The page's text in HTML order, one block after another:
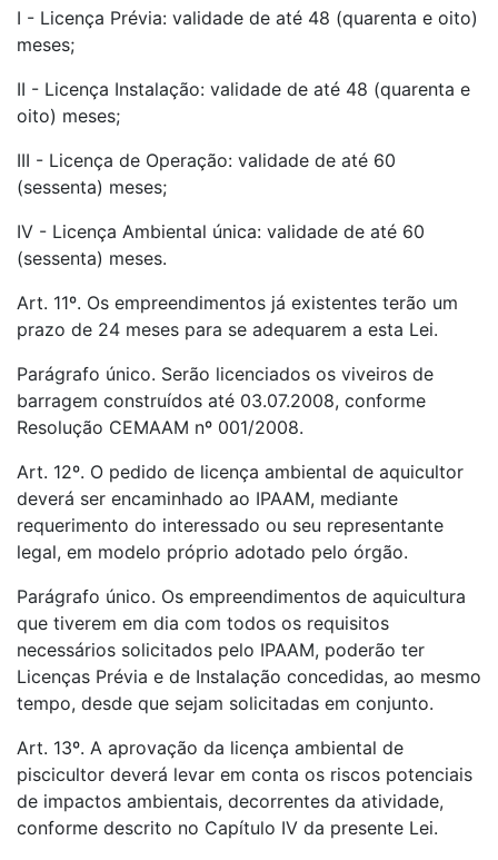
I - Licença Prévia: validade de até 48 (quarenta e oito)
meses;
II - Licença Instalação: validade de até 48 (quarenta e
oito) meses;
III - Licença de Operação: validade de até 60
(sessenta) meses;
IV - Licença Ambiental única: validade de até 60
(sessenta) meses.
Art. 11º. Os empreendimentos já existentes terão um
prazo de 24 meses para se adequarem a esta Lei.
Parágrafo único. Serão licenciados os viveiros de
barragem construídos até 03.07.2008, conforme
Resolução CEMAAM nº 001/2008.
Art. 12º. O pedido de licença ambiental de aquicultor
deverá ser encaminhado ao IPAAM, mediante
requerimento do interessado ou seu representante
legal, em modelo próprio adotado pelo órgão.
Parágrafo único. Os empreendimentos de aquicultura
que tiverem em dia com todos os requisitos
necessários solicitados pelo IPAAM, poderão ter
Licenças Prévia e de Instalação concedidas, ao mesmo
tempo, desde que sejam solicitadas em conjunto.
Art. 13º. A aprovação da licença ambiental de
piscicultor deverá levar em conta os riscos potenciais
de impactos ambientais, decorrentes da atividade,
conforme descrito no Capítulo IV da presente Lei.